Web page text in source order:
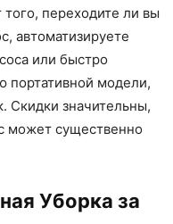
переходите ли вы
автоматизируете
или быстро
портативной модели,
Скидки значительны,
может существенно
Уборка за